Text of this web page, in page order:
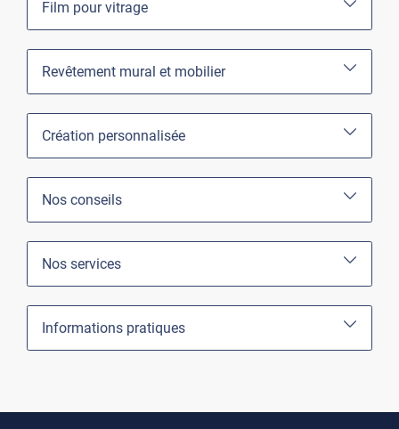
Film pour vitrage
Revêtement mural et mobilier
Création personnalisée
Nos conseils
Nos services
Informations pratiques